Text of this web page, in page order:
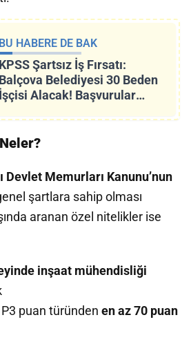
BU HABERE DE BAK
KPSS Şartsız İş Fırsatı:
Balçova Belediyesi 30 Beden
İşçisi Alacak! Başvurular
Devlet Memurları Kanunu’nun
şartlara sahip olması
aranan özel nitelikler ise
inşaat mühendisliği
puan türünden en az 70 puan